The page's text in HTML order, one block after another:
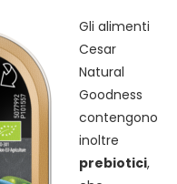
Gli alimenti
Cesar
Natural
Goodness
contengono
inoltre
prebiotici,